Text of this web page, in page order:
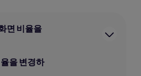
면 비율을
을 변경하